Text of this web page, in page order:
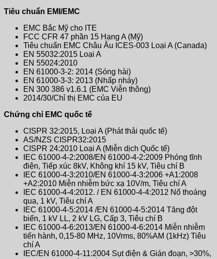
Tiêu chuẩn EMI/EMC
EMC Bắc Mỹ cho ITE
FCC CFR 47 phần 15 Hạng A (Mỹ)
Tiêu chuẩn EMC Châu Âu ICES-003 Loại A (Canada)
EN 55032:2015 Loại A
EN 55024:2010
EN 61000-3-2: 2014 (Sóng hài)
EN 61000-3-3: 2013 (Nhấp nháy)
EN 300 386 v1.6.1 (EMC Viễn thông)
2014/30/Chỉ thị EMC của EU
Chứng chỉ EMC quốc tế
CISPR 32:2015, Loại A (Phát thải quốc tế)
AS/NZS CISPR32:2015
CISPR 24:2010 Loại A (Miễn dịch Quốc tế)
IEC 61000-4-2:2008/EN 61000-4-2:2009 Phóng tĩnh
điện, Tiếp xúc 8kV, Không khí 15 kV, Tiêu chí B
IEC 61000-4-3:2010/EN 61000-4-3:2006 +A1:2008
+A2:2010 Miễn nhiễm bức xạ 10V/m, Tiêu chí A
IEC 61000-4-4:2012. / EN 61000-4-4:2012 Nổ thoáng
qua, 1 kV, Tiêu chí A
IEC 61000-4-5:2014 /EN 61000-4-5:2014 Tăng đột
biến, 1 kV LL, 2 kV LG, Cấp 3, Tiêu chí B
IEC 61000-4-6:2013/EN 61000-4-6:2014 Miễn nhiễm
tiến hành, 0,15-80 MHz, 10Vrms, 80%AM (1kHz) Tiêu
chí A
IEC/EN 61000-4-11:2004 Sụt ​​điện & Gián đoạn, >30%,